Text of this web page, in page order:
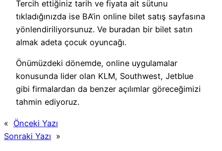
Tercih ettiğiniz tarih ve fiyata ait sütunu
tıkladığınızda ise BA’in online bilet satış sayfasına
yönlendiriliyorsunuz. Ve buradan bir bilet satın
almak adeta çocuk oyuncağı.
Önümüzdeki dönemde, online uygulamalar
konusunda lider olan KLM, Southwest, Jetblue
gibi firmalardan da benzer açılımlar göreceğimizi
tahmin ediyoruz.
« Önceki Yazı
Sonraki Yazı »